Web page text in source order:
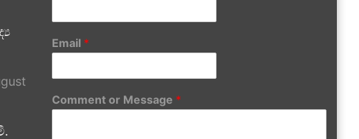
Email *
Comment or Message *